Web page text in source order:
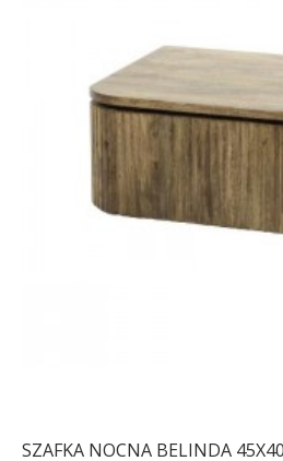
STOLIK KAWOWY ALISMA
X 50X42 CM SZKLANY
496,30 zł612,72 zł
SZAFKA NOCNA BELINDA